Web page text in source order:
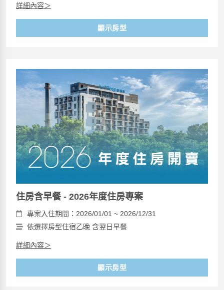
詳細內容＞
顯示房型
住房含早餐 - 2026年度住房專案
專案入住期間：2026/01/01 ~ 2026/12/31
依選擇房型住宿乙晚 含翌日早餐
詳細內容＞
顯示房型